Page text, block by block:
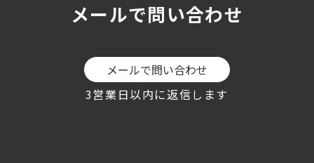
メールで問い合わせ
メールで問い合わせ
3営業日以内に返信します